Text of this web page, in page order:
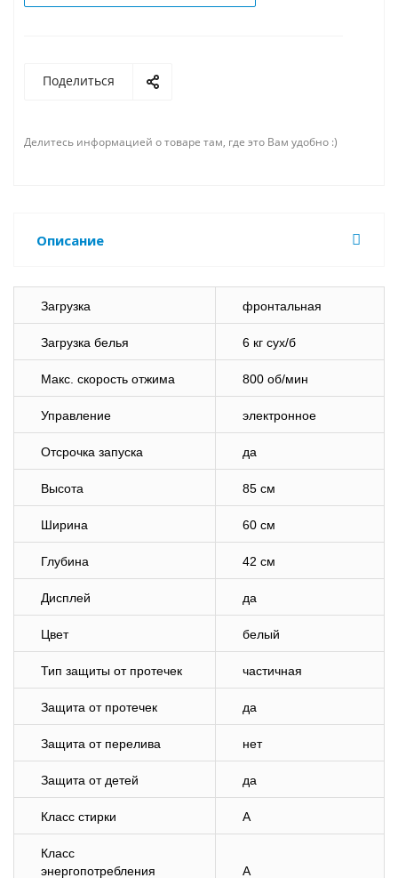
Поделиться
Делитесь информацией о товаре там, где это Вам удобно :)
Описание
Загрузка фронтальная
Загрузка белья 6 кг сух/б
Макс. скорость отжима 800 об/мин
Управление электронное
Отсрочка запуска да
Высота 85 см
Ширина 60 см
Глубина 42 см
Дисплей да
Цвет белый
Тип защиты от протечек частичная
Защита от протечек да
Защита от перелива нет
Защита от детей да
Класс стирки A
Класс
энергопотребления
A